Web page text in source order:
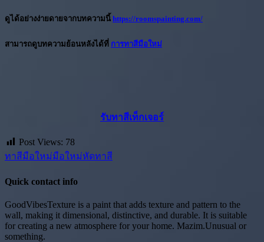
ดูได้อย่างง่ายดายจากบทความนี้ https://roomspainting.com/
สามารถดูบทความย้อนหลังได้ที่ การทาสีมือใหม่
รับทาสีเท็กเจอร์
Post Views: 78
ทาสีมือใหม่มือใหม่หัดทาสี
Quick contact info
GoodVibesTexture is a paint that adds texture and pattern to the
wall, making it dimensional, distinctive, and durable. It is suitable
for creating a new atmosphere for your home. Mazim.Unusual or
something.